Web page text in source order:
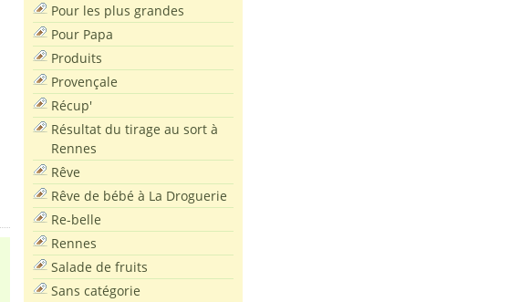
Pour les plus grandes
Pour Papa
Produits
Provençale
Récup'
Résultat du tirage au sort à
Rennes
Rêve
Rêve de bébé à La Droguerie
Re-belle
Rennes
Salade de fruits
Sans catégorie